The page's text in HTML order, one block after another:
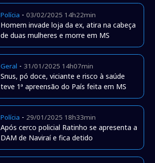
Polícia -03/02/2025 14h22min
Homem invade loja da ex, atira na cabeça
de duas mulheres e morre em MS
Geral - 31/01/2025 14h07min
Snus, pó doce, viciante e risco à saúde
teve 1ª apreensão do País feita em MS
Polícia - 29/01/2025 18h33min
Após cerco policial Ratinho se apresenta a
DAM de Naviraí e fica detido